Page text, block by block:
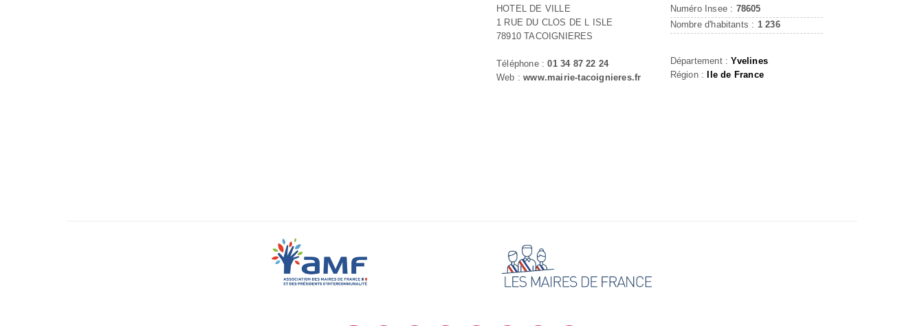
HOTEL DE VILLE
1 RUE DU CLOS DE L ISLE
78910 TACOIGNIERES
Téléphone :01 34 87 22 24
Web :www.mairie-tacoignieres.fr
Numéro Insee : 78605
Nombre d'habitants : 1 236
Département :Yvelines
Région :
Ile de France